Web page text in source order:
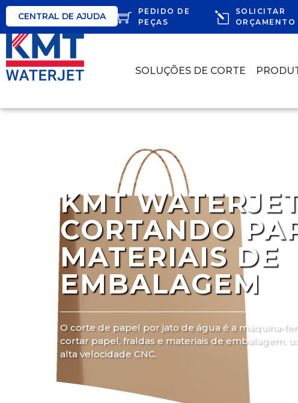
CENTRAL DE AJUDA
PEDIDO DE
PEÇAS
SOLICITAR
ORÇAMENTO
SOLUÇÕES DE CORTE
KMT
CORTANDO
MATERIAIS DE
EMBALAGEM
O corte de papel por jato de água é a máquina-
cortar papel, fraldas e materiais de embalagem,
alta velocidade CNC.